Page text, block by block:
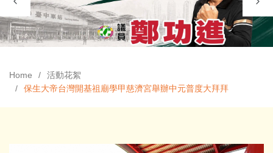
Home
活動花絮
保生大帝台灣開基祖廟學甲慈濟宮舉辦中元普度大拜拜